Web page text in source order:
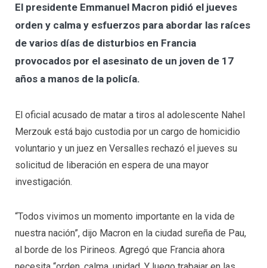
El presidente Emmanuel Macron pidió el jueves
orden y calma y esfuerzos para abordar las raíces
de varios días de disturbios en Francia
provocados por el asesinato de un joven de 17
años a manos de la policía.
El oficial acusado de matar a tiros al adolescente Nahel
Merzouk está bajo custodia por un cargo de homicidio
voluntario y un juez en Versalles rechazó el jueves su
solicitud de liberación en espera de una mayor
investigación.
“Todos vivimos un momento importante en la vida de
nuestra nación”, dijo Macron en la ciudad sureña de Pau,
al borde de los Pirineos. Agregó que Francia ahora